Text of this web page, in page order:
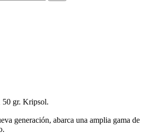
gr. Kripsol.
generación, abarca una amplia gama de